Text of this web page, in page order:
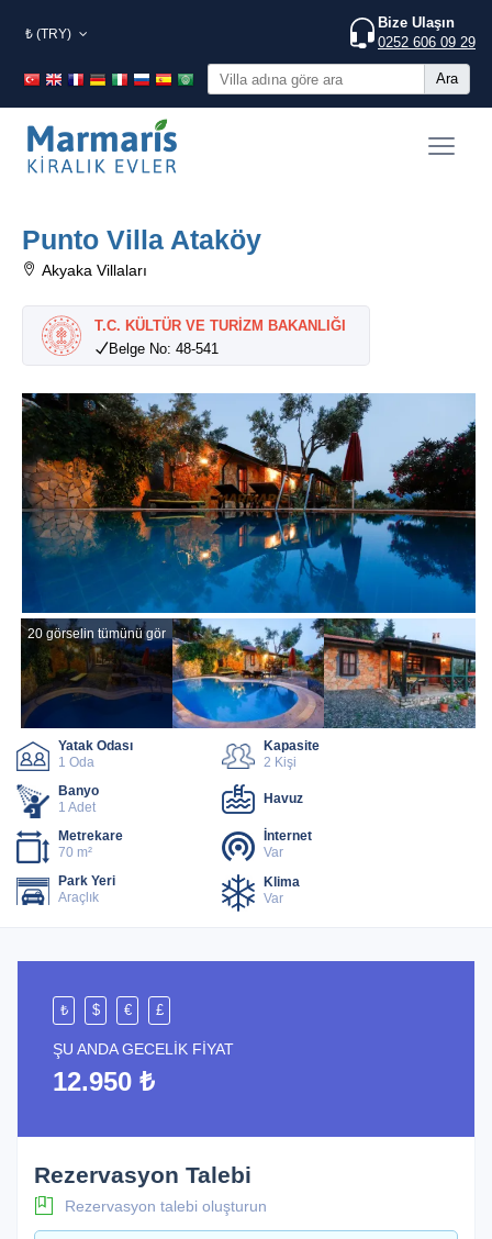
₺ (TRY)
Bize Ulaşın
0252 606 09 29
Ara
Punto Villa Ataköy
Akyaka Villaları
T.C. KÜLTÜR VE TURİZM BAKANLIĞI
Belge No: 48-541
20 görselin tümünü gör
Yatak Odası
1 Oda
Kapasite
2 Kişi
Banyo
1 Adet
Havuz
Metrekare
70 m²
İnternet
Var
Park Yeri
Araçlık
Klima
Var
₺ $ € £
ŞU ANDA GECELIK FIYAT
12.950 ₺
Rezervasyon Talebi
Rezervasyon talebi oluşturun